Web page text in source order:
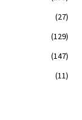
(27)
(129)
(147)
(11)